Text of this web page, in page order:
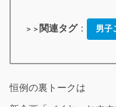
＞＞ 関連タグ： 男子
恒例の裏トークは